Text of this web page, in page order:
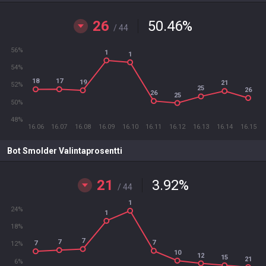
26 / 44 50.46%
16.06 16.07 16.08 16.09 16.10 16.11 16.12 16.13 16.14 16.15
48%
50%
52%
54%
56%
18 17 19
1 1
26 25
25
21
26
Bot Smolder Valintaprosentti
21 / 44 3.92%
6%
12%
18%
24%
7 7 7
1
1
7
10
12 15 21